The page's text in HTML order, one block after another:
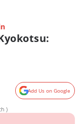
Add Us on Google
)